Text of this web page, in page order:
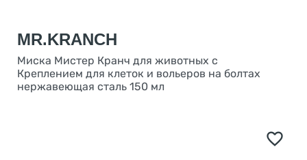
MR.KRANCH
Миска Мистер Кранч для животных с
Креплением для клеток и вольеров на болтах
нержавеющая сталь 150 мл